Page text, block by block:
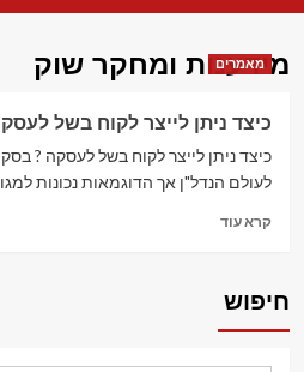
מידענות ומחקר שוק
מאמרים
כיצד ניתן לייצר לקוח בשל
כיצד ניתן לייצר לקוח בשל לעסקה ?
לעולם הנדל"ן אך הדוגמאות נכונות
קרא עודRead
לייצר
חיפוש